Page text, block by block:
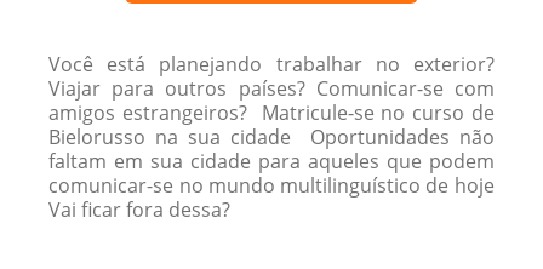
Você está planejando trabalhar no exterior?
Viajar para outros países? Comunicar-se com
amigos estrangeiros? Matricule-se no curso de
Bielorusso na sua cidade Oportunidades não
faltam em sua cidade para aqueles que podem
comunicar-se no mundo multilinguístico de hoje
Vai ficar fora dessa?